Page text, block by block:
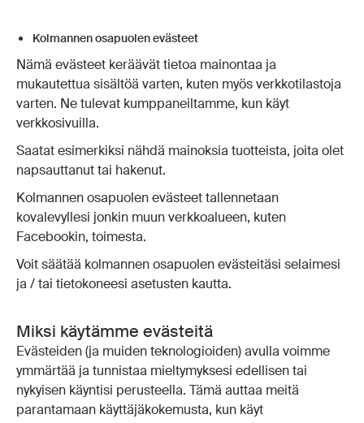
Kolmannen osapuolen evästeet
Nämä evästeet keräävät tietoa mainontaa ja
mukautettua sisältöä varten, kuten myös verkkotilastoja
varten. Ne tulevat kumppaneiltamme, kun käyt
verkkosivuilla.
Saatat esimerkiksi nähdä mainoksia tuotteista, joita olet
napsauttanut tai hakenut.
Kolmannen osapuolen evästeet tallennetaan
kovalevyllesi jonkin muun verkkoalueen, kuten
Facebookin, toimesta.
Voit säätää kolmannen osapuolen evästeitäsi selaimesi
ja / tai tietokoneesi asetusten kautta.
Miksi käytämme evästeitä
Evästeiden (ja muiden teknologioiden) avulla voimme
ymmärtää ja tunnistaa mieltymyksesi edellisen tai
nykyisen käyntisi perusteella. Tämä auttaa meitä
parantamaan käyttäjäkokemusta, kun käyt